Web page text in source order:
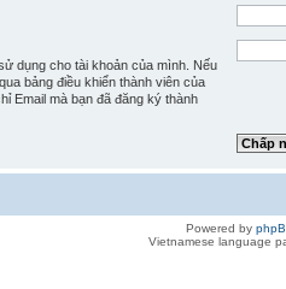
dụng cho tài khoản của mình. Nếu
bảng điều khiển thành viên của
Email mà bạn đã đăng ký thành
Powered by
Vietnamese language